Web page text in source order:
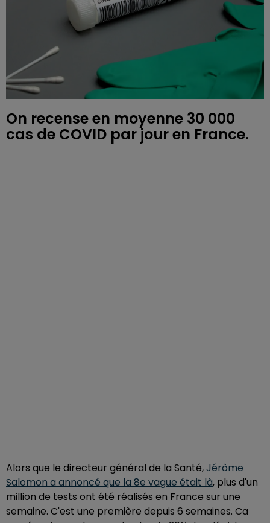
On recense en moyenne 30 000
cas de COVID par jour en France.
Alors que le directeur général de la Santé,Jérôme
Salomon a annoncé que la 8e vague était là, plus d'un
million de tests ont été réalisés en France sur une
semaine. C'est une première depuis 6 semaines. Ca